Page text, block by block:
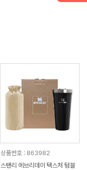
상품번호 : 863982
스탠리 에브리데이 텍스처 텀블